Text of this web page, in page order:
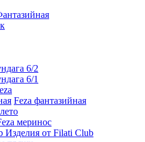
6/2
6/1
Feza фантазийная
меринос
Изделия от Filati Club